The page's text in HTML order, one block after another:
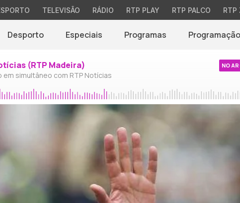
TELEVISÃO RÁDIO RTP PLAY RTP PALCO RTP
Desporto Especiais Programas Programação
(RTP Madeira)
em simultâneo com RTP Notícias
NO AR